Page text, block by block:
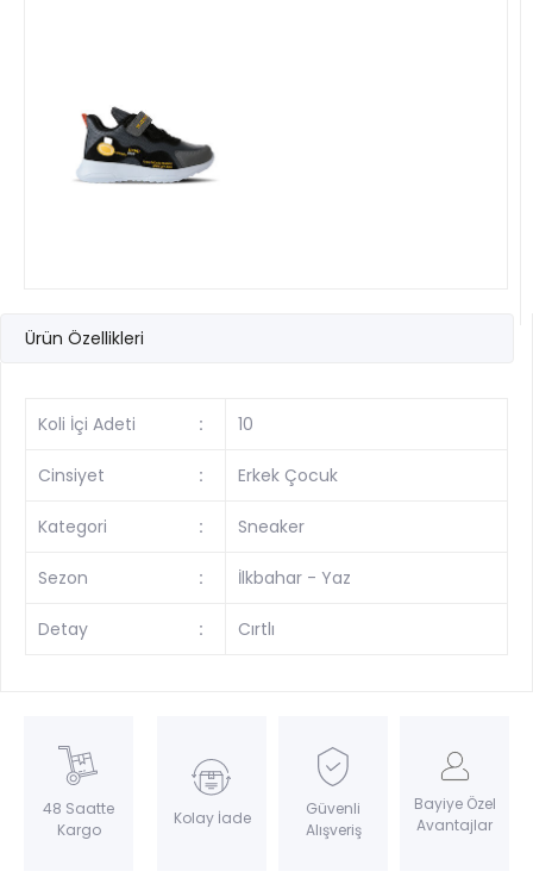
Ürün Özellikleri
Koli İçi Adeti : 10
Cinsiyet : Erkek Çocuk
Kategori : Sneaker
Sezon : İlkbahar - Yaz
Detay : Cırtlı
48 Saatte
Kargo
Kolay İade
Güvenli
Alışveriş
Bayiye Özel
Avantajlar